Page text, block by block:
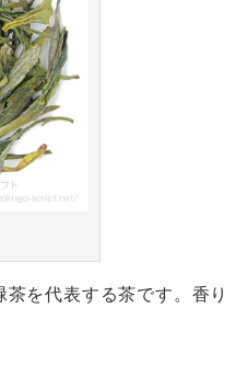
を代表する茶です。香り